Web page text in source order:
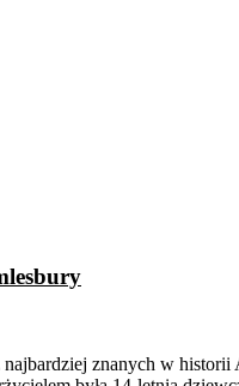
znanych w